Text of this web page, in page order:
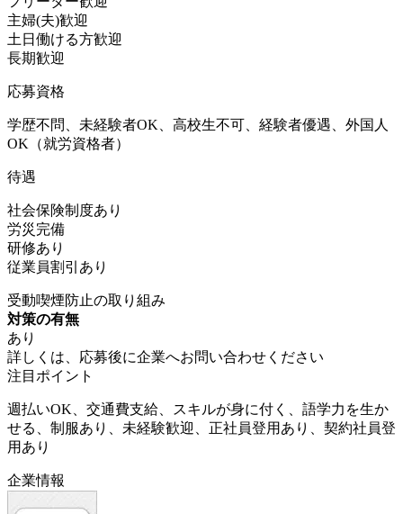
主婦(夫)歓迎
土日働ける方歓迎
長期歓迎
応募資格
学歴不問、未経験者OK、高校生不可、経験者優遇、外国人
OK（就労資格者）
待遇
社会保険制度あり
労災完備
研修あり
従業員割引あり
受動喫煙防止の取り組み
対策の有無
あり
詳しくは、応募後に企業へお問い合わせください
注目ポイント
週払いOK、交通費支給、スキルが身に付く、語学力を生か
せる、制服あり、未経験歓迎、正社員登用あり、契約社員登
用あり
企業情報